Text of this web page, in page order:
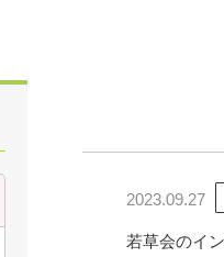
2023.09.27
若草会のイ